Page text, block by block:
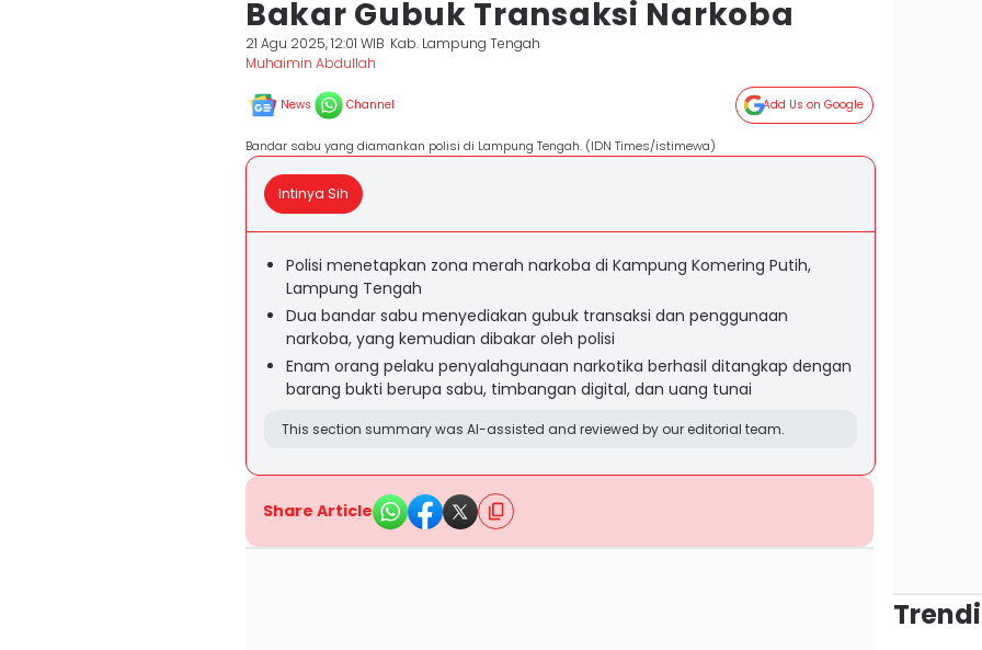
Bakar Gubuk Transaksi Narkoba
21 Agu 2025, 12:01 WIB Kab. Lampung Tengah
Muhaimin Abdullah
News Channel Add Us on Google
Bandar sabu yang diamankan polisi di Lampung Tengah. (IDN Times/istimewa)
Intinya Sih
Polisi menetapkan zona merah narkoba di Kampung Komering Putih,
Lampung Tengah
Dua bandar sabu menyediakan gubuk transaksi dan penggunaan
narkoba, yang kemudian dibakar oleh polisi
Enam orang pelaku penyalahgunaan narkotika berhasil ditangkap dengan
barang bukti berupa sabu, timbangan digital, dan uang tunai
This section summary was AI-assisted and reviewed by our editorial team.
Share Article